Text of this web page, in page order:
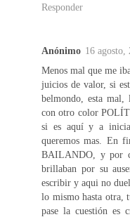
Responder
Anónimo 16 agosto,
Menos mal que me
juicios de valor, si
belmondo, esta
con otro color
si es aquí y a
queremos mas. En
BAILANDO, y por
brillaban por su
escribir y aqui no
lo mismo hasta otra,
pase la cuestión es